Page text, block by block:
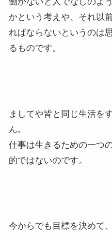
かという考えや、それ以
ればならないというのは
るものです。
ましてや皆と同じ生活を
ん。
仕事は生きるための一つ
的ではないのです。
今からでも目標を決めて